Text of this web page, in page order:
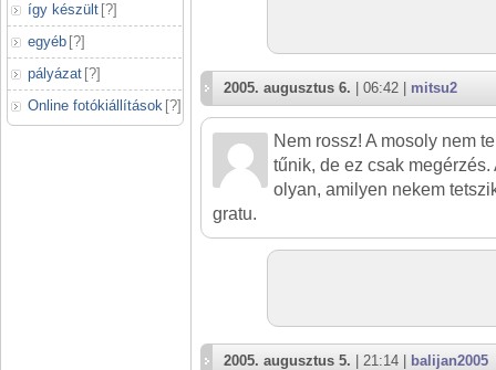
így készült [?]
egyéb [?]
pályázat [?]
Online fotókiállítások [?]
2005. augusztus 6. | 06:42 | mitsu2
Nem rossz! A mosoly nem
tűnik, de ez csak
olyan, amilyen nekem
gratu.
2005. augusztus 5. | 21:14 | balijan2005